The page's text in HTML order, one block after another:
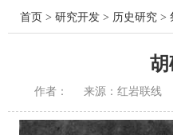
首页 > 研究开发> 历史研究>
胡
作者： 来源：红岩联线